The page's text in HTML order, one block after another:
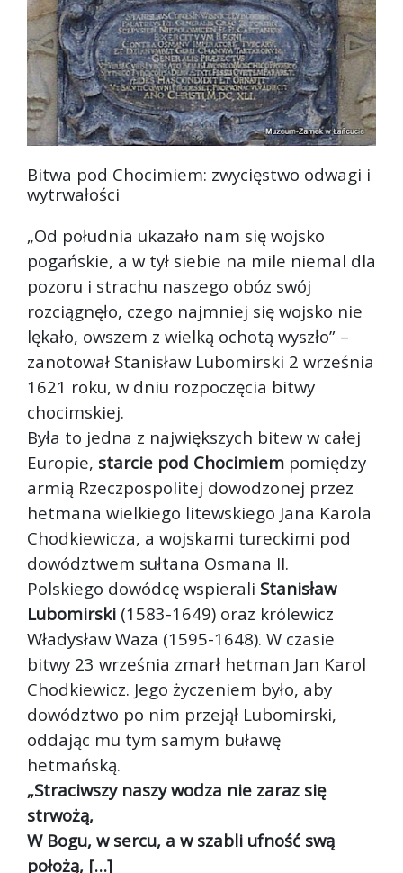
Bitwa pod Chocimiem: zwycięstwo odwagi i
wytrwałości
„Od południa ukazało nam się wojsko
pogańskie, a w tył siebie na mile niemal dla
pozoru i strachu naszego obóz swój
rozciągnęło, czego najmniej się wojsko nie
lękało, owszem z wielką ochotą wyszło” –
zanotował Stanisław Lubomirski 2 września
1621 roku, w dniu rozpoczęcia bitwy
chocimskiej.
Była to jedna z największych bitew w całej
Europie, starcie pod Chocimiem pomiędzy
armią Rzeczpospolitej dowodzonej przez
hetmana wielkiego litewskiego Jana Karola
Chodkiewicza, a wojskami tureckimi pod
dowództwem sułtana Osmana II.
Polskiego dowódcę wspierali Stanisław
Lubomirski (1583-1649) oraz królewicz
Władysław Waza (1595-1648). W czasie
bitwy 23 września zmarł hetman Jan Karol
Chodkiewicz. Jego życzeniem było, aby
dowództwo po nim przejął Lubomirski,
oddając mu tym samym buławę
hetmańską.
„Straciwszy naszy wodza nie zaraz się
strwożą,
W Bogu, w sercu, a w szabli ufność swą
położą, […]